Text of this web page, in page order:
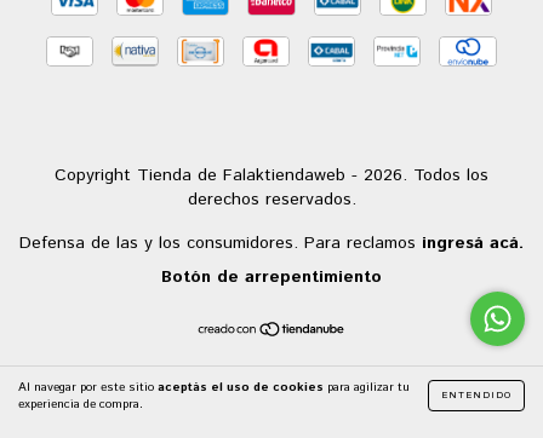
Al navegar por este sitio aceptás el uso de cookies para agilizar tu
experiencia de compra.
ENTENDIDO
Copyright Tienda de Falaktiendaweb - 2026. Todos los
derechos reservados.
Defensa de las y los consumidores. Para reclamos ingresá acá.
Botón de arrepentimiento